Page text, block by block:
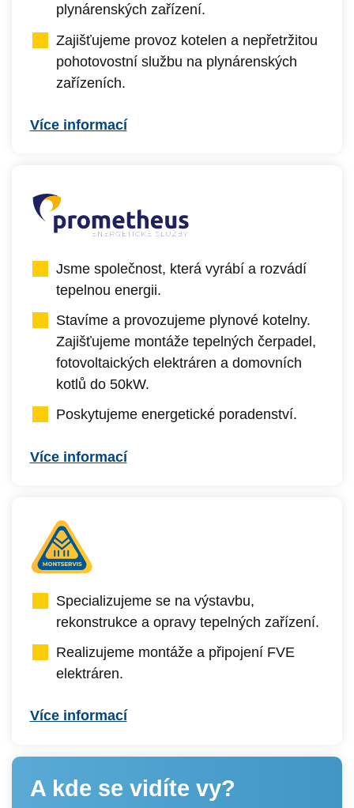
plynárenských zařízení.
Zajišťujeme provoz kotelen a nepřetržitou
pohotovostní službu na plynárenských
zařízeních.
Více informací
Jsme společnost, která vyrábí a rozvádí
tepelnou energii.
Stavíme a provozujeme plynové kotelny.
Zajišťujeme montáže tepelných čerpadel,
fotovoltaických elektráren a domovních
kotlů do 50kW.
Poskytujeme energetické poradenství.
Více informací
Specializujeme se na výstavbu,
rekonstrukce a opravy tepelných zařízení.
Realizujeme montáže a připojení FVE
elektráren.
Více informací
A kde se vidíte vy?